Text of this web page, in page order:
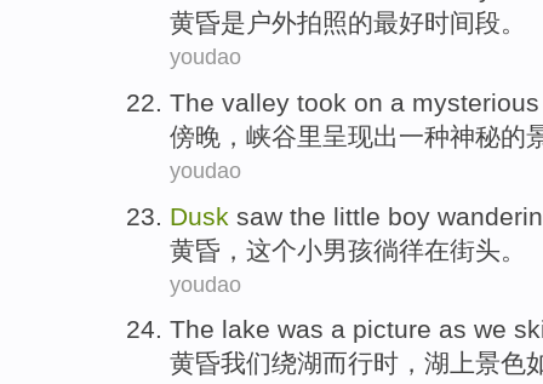
黄昏是 户外拍照的最好时间段。
youdao
The valley took on a mysterious
傍晚 ， 峡谷里呈现出一种神秘的
youdao
Dusk saw the little boy
黄昏 ， 这个小男孩徜徉在街头。
youdao
The lake was a picture as we
黄昏我们绕湖而行时 ，湖上景色